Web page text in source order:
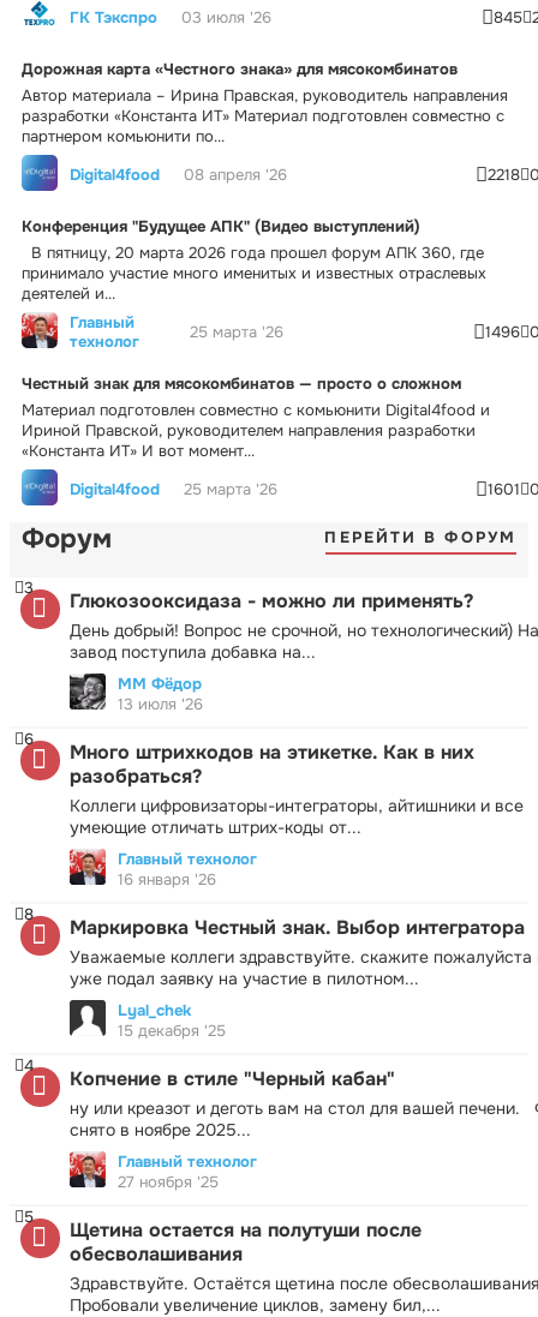
ГК Тэкспро 03 июля '26 845
Дорожная карта «Честного знака» для мясокомбинатов
Автор материала – Ирина Правская, руководитель направления
разработки «Константа ИТ» Материал подготовлен совместно с
партнером комьюнити по...
Digital4food
08 апреля '26 2218
Конференция "Будущее АПК" (Видео выступлений)
В пятницу, 20 марта 2026 года прошел форум АПК 360, где
принимало участие много именитых и известных отраслевых
деятелей и...
Главный
технолог
25 марта '26 1496
Честный знак для мясокомбинатов — просто о сложном
Материал подготовлен совместно с комьюнити Digital4food и
Ириной Правской, руководителем направления разработки
«Константа ИТ» И вот момент...
Digital4food
25 марта '26 1601
Форум ПЕРЕЙТИ В ФОРУМ
Глюкозооксидаза - можно ли применять?
День добрый! Вопрос не срочной, но технологический) На
завод поступила добавка на...
3
ММ Фёдор
13 июля '26
Много штрихкодов на этикетке. Как в них
разобраться?
Коллеги цифровизаторы-интеграторы, айтишники и все
умеющие отличать штрих-коды от...
6
Главный технолог
16 января '26
Маркировка Честный знак. Выбор интегратора
Уважаемые коллеги здравствуйте. скажите пожалуйста
уже подал заявку на участие в пилотном...
8
Lyal_chek
15 декабря '25
Копчение в стиле "Черный кабан"
ну или креазот и деготь вам на стол для вашей печени.
снято в ноябре 2025...
4
Главный технолог
27 ноября '25
Щетина остается на полутуши после
обесволашивания
Здравствуйте. Остаётся щетина после
Пробовали увеличение циклов, замену бил,...
5